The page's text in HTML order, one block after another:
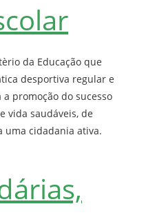
da Educação que
desportiva regular e
promoção do sucesso
vida saudáveis, de
uma cidadania ativa.